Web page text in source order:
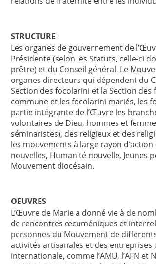
STRUCTURE
Les organes de gouvernement de
Présidente (selon les Statuts, celle-ci
prêtre) et du Conseil général. Le
organes directeurs qui dépendent du
Section des focolarini et la Section
commune et les focolarini mariés, les
partie intégrante de l’Œuvre les
volontaires de Dieu, hommes et
séminaristes), des religieux et des
les mouvements à large rayon
nouvelles, Humanité nouvelle, Jeunes
Mouvement diocésain.
OEUVRES
L’Œuvre de Marie a donné vie à de
de rencontres œcuméniques et
personnes du Mouvement de
activités artisanales et des
internationale, comme l’AMU, l’AFN